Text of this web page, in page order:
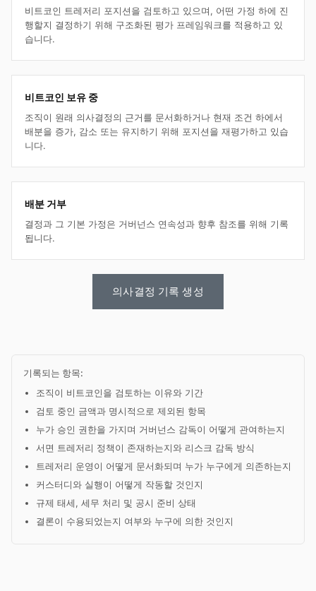
비트코인 트레저리 포지션을 검토하고 있으며, 어떤 가정 하에 진
행할지 결정하기 위해 구조화된 평가 프레임워크를 적용하고 있
습니다.
비트코인 보유 중
조직이 원래 의사결정의 근거를 문서화하거나 현재 조건 하에서
배분을 증가, 감소 또는 유지하기 위해 포지션을 재평가하고 있습
니다.
배분 거부
결정과 그 기본 가정은 거버넌스 연속성과 향후 참조를 위해 기록
됩니다.
의사결정 기록 생성
기록되는 항목:
조직이 비트코인을 검토하는 이유와 기간
검토 중인 금액과 명시적으로 제외된 항목
누가 승인 권한을 가지며 거버넌스 감독이 어떻게 관여하는지
서면 트레저리 정책이 존재하는지와 리스크 감독 방식
트레저리 운영이 어떻게 문서화되며 누가 누구에게 의존하는지
커스터디와 실행이 어떻게 작동할 것인지
규제 태세, 세무 처리 및 공시 준비 상태
결론이 수용되었는지 여부와 누구에 의한 것인지